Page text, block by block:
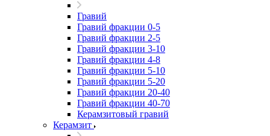
Гравий
Гравий фракции 0-5
Гравий фракции 2-5
Гравий фракции 3-10
Гравий фракции 4-8
Гравий фракции 5-10
Гравий фракции 5-20
Гравий фракции 20-40
Гравий фракции 40-70
Керамзитовый гравий
Керамзит